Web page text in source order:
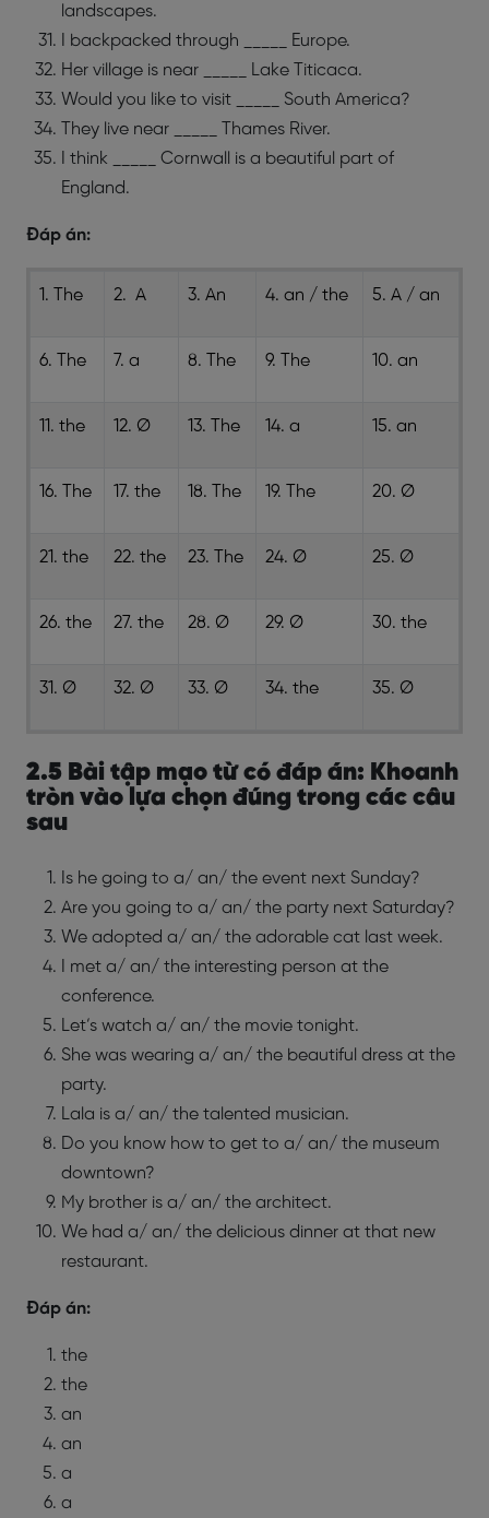
landscapes.
I backpacked through _____ Europe.
Her village is near _____ Lake Titicaca.
Would you like to visit _____ South America?
They live near _____ Thames River.
I think _____ Cornwall is a beautiful part of
England.
Đáp án:
1. The 2. A 3. An 4. an / the 5. A / an
6. The 7. a 8. The 9. The 10. an
11. the 12. Ø 13. The 14. a 15. an
16. The 17. the 18. The 19. The 20. Ø
21. the 22. the 23. The 24. Ø 25. Ø
26. the 27. the 28. Ø 29. Ø 30. the
31. Ø 32. Ø 33. Ø 34. the 35. Ø
2.5 Bài tập mạo từ có đáp án: Khoanh
tròn vào lựa chọn đúng trong các câu
sau
Is he going to a/ an/ the event next Sunday?
Are you going to a/ an/ the party next Saturday?
We adopted a/ an/ the adorable cat last week.
I met a/ an/ the interesting person at the
conference.
Let’s watch a/ an/ the movie tonight.
She was wearing a/ an/ the beautiful dress at the
party.
Lala is a/ an/ the talented musician.
Do you know how to get to a/ an/ the museum
downtown?
My brother is a/ an/ the architect.
We had a/ an/ the delicious dinner at that new
restaurant.
Đáp án:
the
the
an
an
a
a